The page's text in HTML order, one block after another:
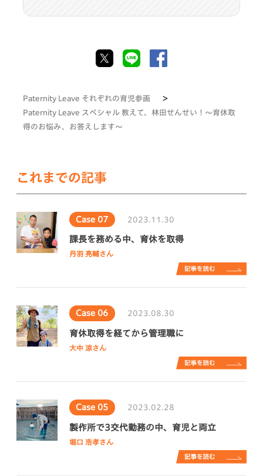
Paternity Leave それぞれの育児参画
Paternity Leave スペシャル 教えて、林田せんせい！～育休取
得のお悩み、お答えします～
これまでの記事
Case 07 2023.11.30
課長を務める中、育休を取得
丹羽 亮輔さん
Case 06 2023.08.30
育休取得を経てから管理職に
大中 涼さん
Case 05 2023.02.28
製作所で3交代勤務の中、育児と両立
堀口 浩孝さん